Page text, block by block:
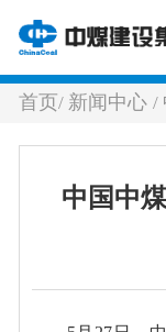
首页/ 新闻中心/
中国中